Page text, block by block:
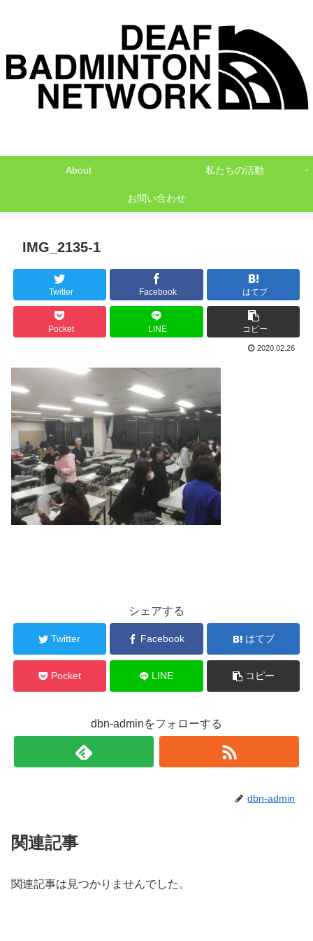
About 私たちの活動
お問い合わせ
IMG_2135-1
Twitter Facebook はてブ
Pocket LINE コピー
2020.02.26
シェアする
Twitter Facebook はてブ
Pocket LINE コピー
dbn-adminをフォローする
dbn-admin
関連記事
関連記事は見つかりませんでした。